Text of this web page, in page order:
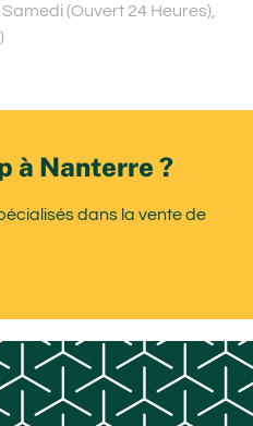
(Ouvert 24 Heures),
à Nanterre ?
dans la vente de